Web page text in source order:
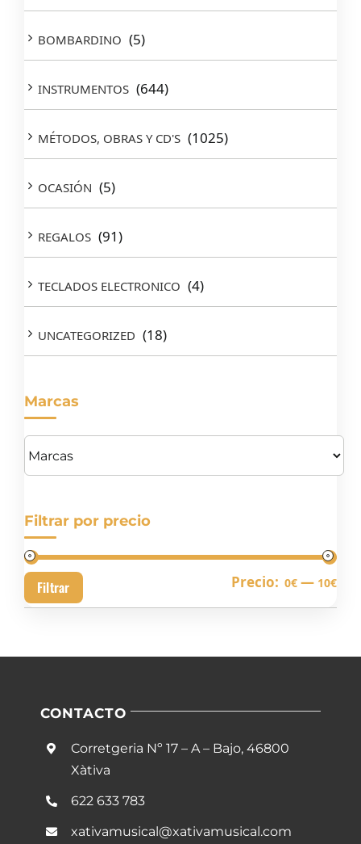
BOMBARDINO (5)
INSTRUMENTOS (644)
MÉTODOS, OBRAS Y CD'S (1025)
OCASIÓN (5)
REGALOS (91)
TECLADOS ELECTRONICO (4)
UNCATEGORIZED (18)
Marcas
Filtrar por precio
Filtrar Precio: 0€ — 10€
CONTACTO
Corretgeria Nº 17 – A – Bajo, 46800
Xàtiva
622 633 783
xativamusical@xativamusical.com